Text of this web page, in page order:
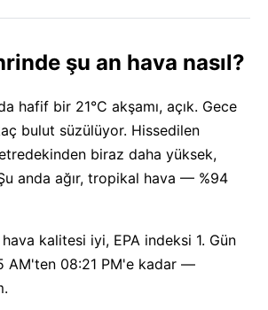
şu an hava nasıl?
hafif bir 21°C akşamı, açık. Gece
bulut süzülüyor. Hissedilen
biraz daha yüksek,
anda ağır, tropikal hava — %94
hava kalitesi iyi, EPA indeksi 1. Gün
AM'ten 08:21 PM'e kadar —